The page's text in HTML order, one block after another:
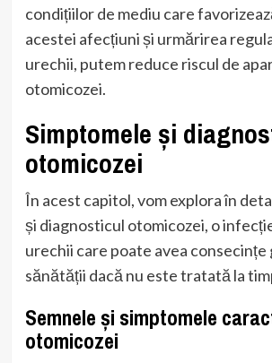
condițiilor de mediu care
acestei afecțiuni și urmărirea
urechii, putem reduce riscul de
otomicozei.
Simptomele și
otomicozei
În acest capitol, vom explora în
și diagnosticul otomicozei, o
urechii care poate avea consecințe
sănătății dacă nu este tratată la
Semnele și simptomele
otomicozei